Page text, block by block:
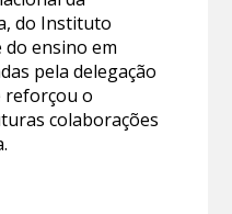
do Instituto
do ensino em
pela delegação
reforçou o
colaborações